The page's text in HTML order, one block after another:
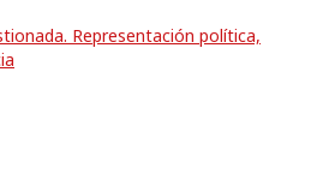
Representación política,